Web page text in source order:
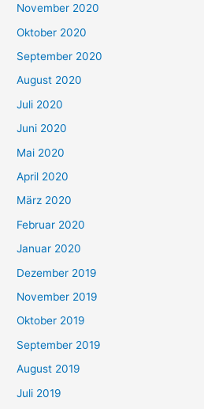
November 2020
Oktober 2020
September 2020
August 2020
Juli 2020
Juni 2020
Mai 2020
April 2020
März 2020
Februar 2020
Januar 2020
Dezember 2019
November 2019
Oktober 2019
September 2019
August 2019
Juli 2019